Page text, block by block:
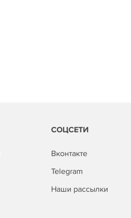
СОЦСЕТИ
Вконтакте
Telegram
Наши рассылки